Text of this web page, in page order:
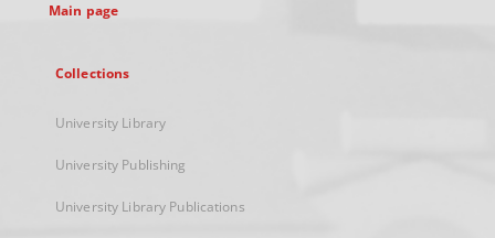
Main page
Collections
University Library
University Publishing
University Library Publications